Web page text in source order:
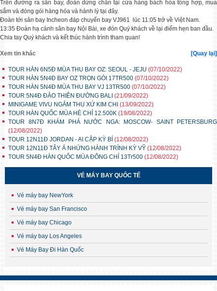
Trên đường ra sân bay, đoàn dừng chân tại cửa hàng bách hóa tổng hợp, mua
sắm và đóng gói hàng hóa và hành lý tại đây.
Đoàn tới sân bay Incheon đáp chuyến bay VJ961 lúc 11:05 trở về Việt Nam.
13:35 Đoàn hạ cánh sân bay Nội Bài, xe đón Quý khách về lại điểm hẹn ban đầu.
Chia tay Quý khách và kết thúc hành trình tham quan!
Xem tin khác [Quay lại]
TOUR HÀN 6N5Đ MÙA THU BAY OZ: SEOUL - JEJU (07/10/2022)
TOUR HÀN 5N4Đ BAY OZ TRỌN GÓI 17TR500 (07/10/2022)
TOUR HÀN 5N4Đ MÙA THU BAY VJ 13TR500 (07/10/2022)
TOUR 5N4Đ ĐẢO THIÊN ĐƯỜNG BALI (21/09/2022)
MINIGAME VIVU NGẮM THU XỨ KIM CHI (13/09/2022)
TOUR HÀN QUỐC MÙA HÈ CHỈ 12.500K (19/08/2022)
TOUR 8N7Đ KHÁM PHÁ NƯỚC NGA: MOSCOW- SAINT PETERSBURG
(12/08/2022)
TOUR 12N11Đ JORDAN - AI CẬP KỲ BÍ (12/08/2022)
TOUR 12N11Đ TÂY Á NHỨNG HÀNH TRÌNH KỲ VỸ (12/08/2022)
TOUR 5N4Đ HÀN QUỐC MÙA ĐÔNG CHỈ 13Tr500 (12/08/2022)
VÉ MÁY BAY QUỐC TẾ
Vé máy bay NewYork
Vé máy bay San Francisco
Vé máy bay Chicago
Vé máy bay Los Angeles
Vé Máy Bay Đi Hàn Quốc